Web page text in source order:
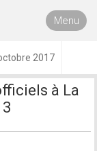
Menu
2017
à La